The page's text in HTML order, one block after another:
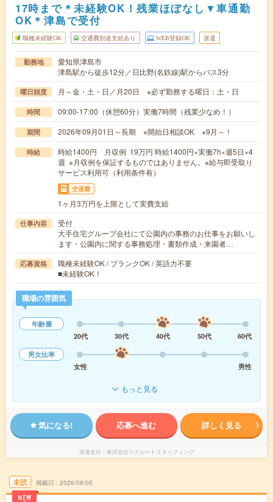
17時まで＊未経験OK！残業ほぼなし▼車通勤
OK＊津島で受付
職種未経験OK 交通費別途支給あり WEB登録OK 派遣
勤務地
愛知県津島市
津島駅から徒歩12分／日比野(名鉄線)駅からバス3分
曜日頻度 月～金・土・日／月20日 ※必ず勤務する曜日：土・日
時間 09:00-17:00（休憩60分）実働7時間（残業少なめ！）
期間 2026年09月01日～長期 ※開始日相談OK ※9月～！
時給
時給1400円 月収例 19万円 時給1400円×実働7h×週5日×4
週 ※月収例を保証するものではありません。※給与即受取り
サービス利用可（利用条件有）
交通費
1ヶ月3万円を上限として実費支給
仕事内容
受付
大手住宅グループ会社にて公園内の事務のお仕事をお願いし
ます・公園内に関する事務処理・書類作成・来園者…
応募資格
職種未経験OK / ブランクOK / 英語力不要
■未経験OK！
職場の雰囲気
年齢層
20代
30代 40代 50代
60代
男女比率
女性
男性
もっと見る
気になる! 応募へ進む 詳しく見る
派遣会社 株式会社リクルートスタッフィング
未読
NEW
掲載日 2026/08/05